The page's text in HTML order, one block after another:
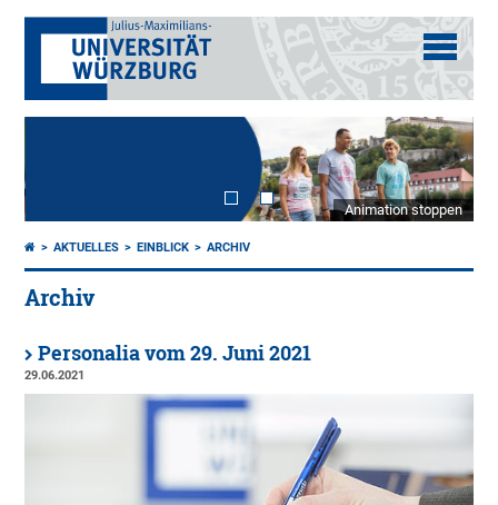
Animation stoppen
AKTUELLES EINBLICK ARCHIV
Archiv
Personalia vom 29. Juni 2021
29.06.2021